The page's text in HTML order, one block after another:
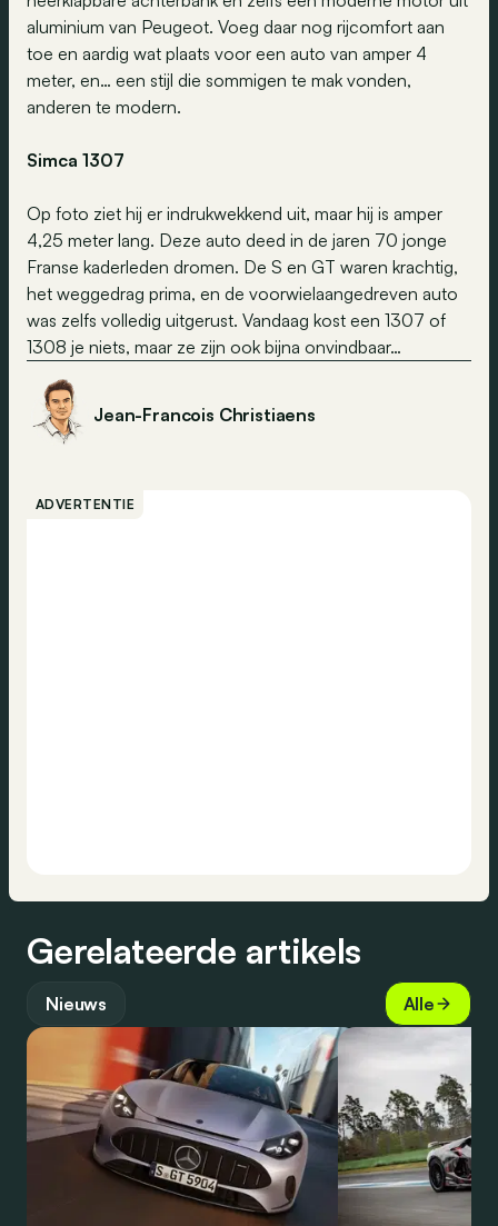
aluminium van Peugeot. Voeg daar nog rijcomfort aan
toe en aardig wat plaats voor een auto van amper 4
meter, en… een stijl die sommigen te mak vonden,
anderen te modern.
Simca 1307
Op foto ziet hij er indrukwekkend uit, maar hij is amper
4,25 meter lang. Deze auto deed in de jaren 70 jonge
Franse kaderleden dromen. De S en GT waren krachtig,
het weggedrag prima, en de voorwielaangedreven auto
was zelfs volledig uitgerust. Vandaag kost een 1307 of
1308 je niets, maar ze zijn ook bijna onvindbaar…
Jean-Francois Christiaens
ADVERTENTIE
Gerelateerde artikels
Nieuws Alle